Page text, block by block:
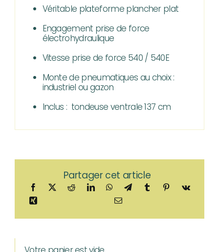
Véritable plateforme plancher plat
Engagement prise de force
électrohydraulique
Vitesse prise de force 540 / 540E
Monte de pneumatiques au choix :
industriel ou gazon
Inclus : tondeuse ventrale​ 137 cm
Partager cet article